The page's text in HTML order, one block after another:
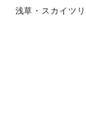
浅草・スカイツ